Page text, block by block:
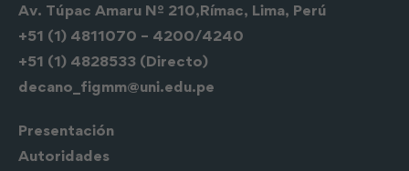
Av. Túpac Amaru Nº 210,Rímac, Lima, Perú
+51 (1) 4811070 – 4200/4240
+51 (1) 4828533 (Directo)
decano_figmm@uni.edu.pe
Presentación
Autoridades